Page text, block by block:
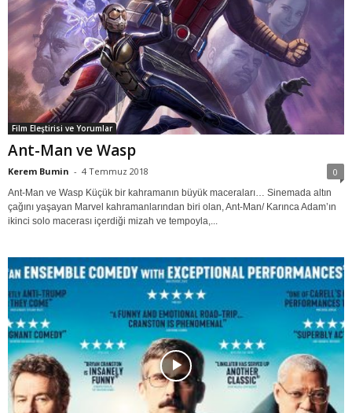
Film Eleştirisi ve Yorumlar
Ant-Man ve Wasp
Kerem Bumin - 4 Temmuz 2018 0
Ant-Man ve Wasp Küçük bir kahramanın büyük maceraları… Sinemada altın
çağını yaşayan Marvel kahramanlarından biri olan, Ant-Man/ Karınca Adam’ın
ikinci solo macerası içerdiği mizah ve tempoyla,...